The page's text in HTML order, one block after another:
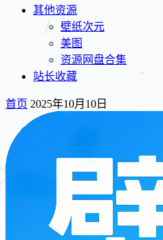
其他资源
壁纸次元
美图
资源网盘合集
站长收藏
首页 2025年10月10日